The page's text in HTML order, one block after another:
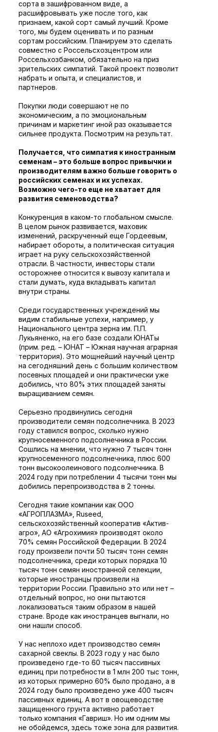
сорта в зашифрованном виде, а
расшифровывать уже после того, как
признаем, какой сорт самый лучший. Кроме
того, мы будем оценивать и по разным
сортам российским. Планируем это сделать
совместно с Россельсхозцентром или
Россельхозбанком, обязательно на приз
зрительских симпатий. Такой проект позволит
набрать и опыта, и специалистов, и
партнеров.
Покупки люди совершают не по
экономическим, а по эмоциональным
причинам и маркетинг иной раз оказывается
сильнее продукта. Посмотрим на результат.
Получается, что симпатия к иностранным
семенам – это больше вопрос привычки и
производителям важно больше говорить о
российских семенах и их успехах.
Возможно чего-то еще не хватает для
развития семеноводства?
Конкуренция в каком-то глобальном смысле.
В целом рынок развивается, маховик
изменений, раскрученный еще Гордеевым,
набирает обороты, а политическая ситуация
играет на руку сельскохозяйственной
отрасли. В частности, инвесторы стали
осторожнее относится к вывозу капитала и
стали думать, куда вкладывать капитал
внутри страны.
Среди государственных учреждений мы
видим стабильные успехи, например, у
Национального центра зерна им. П.П.
Лукьяненко, на его базе создали ЮНАТы
(прим. ред. – ЮНАТ – Южная научная аграрная
территория). Это мощнейший научный центр
на сегодняшний день с большим количеством
посевных площадей и они практически уже
добились, что 80% этих площадей заняты
выращиванием семян.
Серьезно продвинулись сегодня
производители семян подсолнечника. В 2023
году ставился вопрос, сколько нужно
крупносеменного подсолнечника в России.
Сошлись на мнении, что нужно 7 тысяч тонн
крупносеменного подсолнечника, плюс 600
тонн высокоолеинового подсолнечника. В
2024 году при потреблении 4 тысячи тонн мы
добились перепроизводства в 2 тонны.
Сегодня такие компании как ООО
«АГРОПЛАЗМА», Ruseed,
сельскохозяйственный кооператив «Актив-
агро», АО «Агрохимия» производят около
70% семян Российской Федерации. В 2024
году произвели почти 50 тысяч тонн семян
подсолнечника, среди которых порядка 10
тысяч тонн семян иностранной селекции,
которые иностранцы произвели на
территории России. Правильно это или нет –
отдельный вопрос, но они пытаются
локализоваться таким образом в нашей
стране. Вроде как иностранцев выгнали, но
они нашли способ.
У нас неплохо идет производство семян
сахарной свеклы. В 2023 году у нас было
произведено где-то 60 тысяч пассивных
единиц при потребности в 1 млн 200 тыс тонн,
из которых примерно 60% было продано, а в
2024 году было произведено уже 400 тысяч
пассивных единиц. А вот в овощеводстве
защищенного грунта активно работает
только компания «Гавриш». Но им одним мы
не обойдемся, здесь тоже зона для развития.